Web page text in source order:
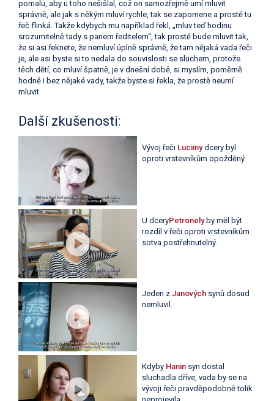
pomalu, aby u toho nešišlal, což on samozřejmě umí mluvit
správně, ale jak s někým mluví rychle, tak se zapomene a prostě tu
řeč flinká. Takže kdybych mu například řekl, „mluv teď hodinu
srozumitelně tady s panem ředitelem“, tak prostě bude mluvit tak,
že si asi řeknete, že nemluví úplně správně, že tam nějaká vada řeči
je, ale asi byste si to nedala do souvislosti se sluchem, protože
těch dětí, co mluví špatně, je v dnešní době, si myslím, poměrně
hodně i bez nějaké vady, takže byste si řekla, že prostě neumí
mluvit.
Další zkušenosti:
Vývoj řeči Luciinydcery byl
oproti vrstevníkům opožděný.
U dceryPetronelyby měl být
rozdíl v řeči oproti vrstevníkům
sotva postřehnutelný.
Jeden z Janovýchsynů dosud
nemluvil.
Kdyby Haninsyn dostal
sluchadla dříve, vada by se na
vývoji řeči pravděpodobně tolik